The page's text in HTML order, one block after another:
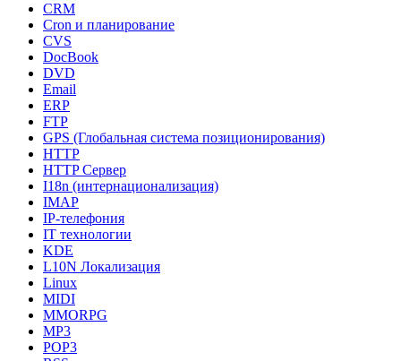
CRM
Cron и планирование
CVS
DocBook
DVD
Email
ERP
FTP
GPS (Глобальная система позиционирования)
HTTP
HTTP Сервер
I18n (интернационализация)
IMAP
IP-телефония
IT технологии
KDE
L10N Локализация
Linux
MIDI
MMORPG
MP3
POP3